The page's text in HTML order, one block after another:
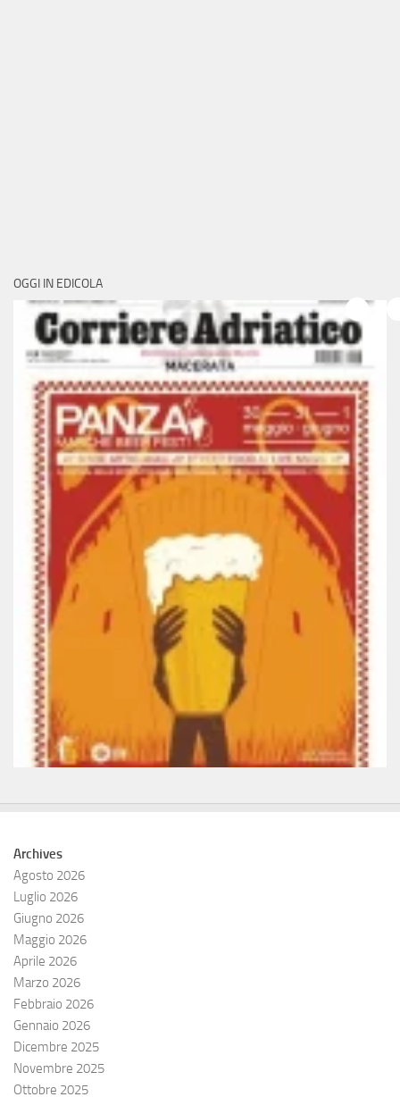
OGGI IN EDICOLA
Archives
Agosto 2026
Luglio 2026
Giugno 2026
Maggio 2026
Aprile 2026
Marzo 2026
Febbraio 2026
Gennaio 2026
Dicembre 2025
Novembre 2025
Ottobre 2025